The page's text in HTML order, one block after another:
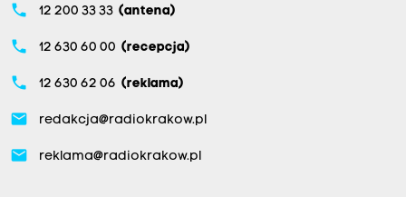
phone 12 200 33 33 (antena)
phone 12 630 60 00 (recepcja)
phone 12 630 62 06 (reklama)
email redakcja@radiokrakow.pl
email reklama@radiokrakow.pl